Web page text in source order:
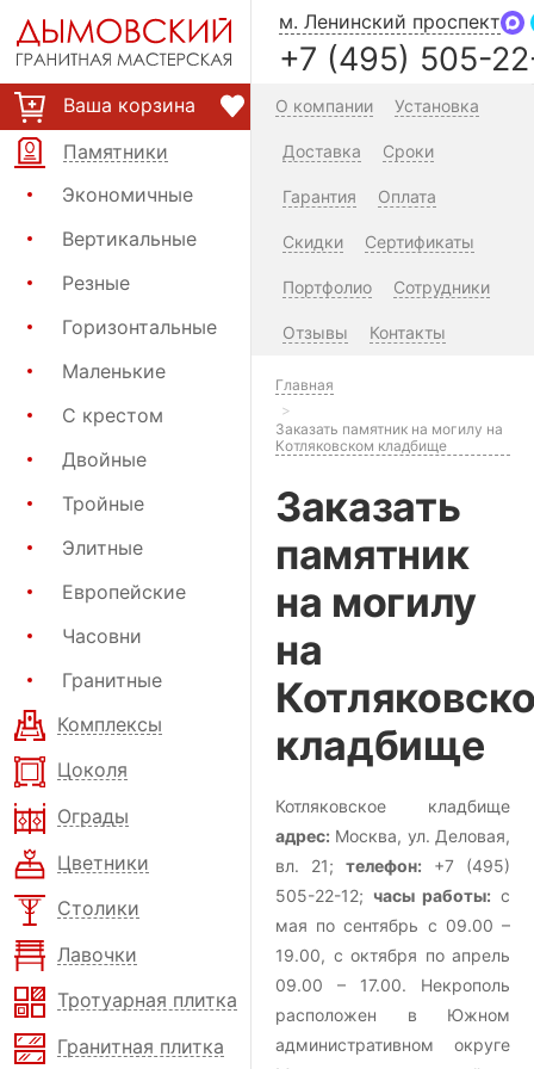
Ваша корзина
Памятники
Экономичные
Вертикальные
Резные
Горизонтальные
Маленькие
С крестом
Двойные
Тройные
Элитные
Европейские
Часовни
Гранитные
Комплексы
Цоколя
Ограды
Цветники
Столики
Лавочки
Тротуарная плитка
Гранитная плитка
м. Ленинский проспект
+7 (495) 505-
О компании Установка
Доставка Сроки
Гарантия Оплата
Скидки Сертификаты
Портфолио Сотрудники
Отзывы Контакты
Главная
Заказать памятник на могилу на
Котляковском кладбище
Заказать
памятник
на могилу
на
кладбище
Котляковское кладбище
адрес: Москва, ул. Деловая,
вл. 21; телефон: +7 (495)
505-22-12; часы работы: с
мая по сентябрь с 09.00 –
19.00, с октября по апрель
09.00 – 17.00. Некрополь
расположен в Южном
административном округе